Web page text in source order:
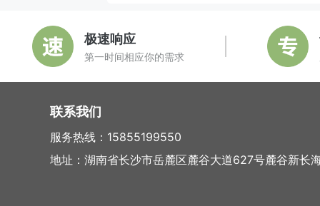
极速响应
第一时间相应你的需求
联系我们
服务热线：15855199550
地址：湖南省长沙市岳麓区麓谷大道627号麓谷新长